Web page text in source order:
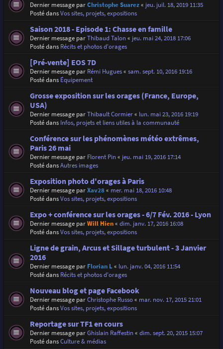
Dernier message parChristophe Suarez« jeu. juil. 18, 2019 11:35
Posté dansVos sites, projets, expositions
Saison 2018 - Episode 1: Chasse en famille
Dernier message parThibaud Talon« jeu. mai 24, 2018 17:06
Posté dans Récits et photos d'orages
[Pré-vente] EOS 7D
Dernier message par Rémi Hugues« sam. sept. 10, 2016 19:16
Posté dans Équipement
Grosse exposition sur les orages (France, Europe,
USA)
Dernier message parThibault Cormier« lun. mai 23, 2016 19:19
Posté dans Infos, projets et liens utiles à la communauté
Conférence sur les phénomènes météo extrêmes,
Paris 26 mai
Dernier message par Florent Pin« jeu. mai 19, 2016 17:14
Posté dansAutres images
Exposition photo d'orages à Paris
Dernier message parXav28« mer. mai 18, 2016 10:48
Posté dansVos sites, projets, expositions
Expo + conférence sur les orages - 6/7 Fév. 2016 - Lyon
Dernier message parWill Hien« dim. janv. 17, 2016 16:08
Posté dansVos sites, projets, expositions
Ligne de grain, Arcus et Sillage turbulent - 3 Janvier
2016
Dernier message par Florian L« lun. janv. 04, 2016 11:54
Posté dans Récits et photos d'orages
Nouveau blog et page Facebook
Dernier message parChristophe Russo« mar. nov. 17, 2015 21:01
Posté dansVos sites, projets, expositions
Reportage sur TF1 en cours
Dernier message parGhislain Raffestin« dim. sept. 20, 2015 15:07
Posté dansCulture & médias